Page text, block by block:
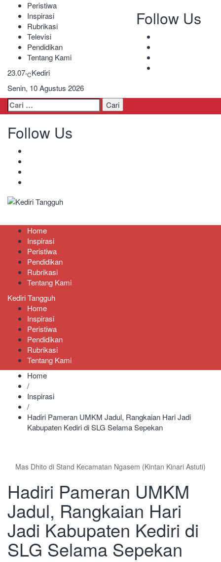
Peristiwa
Inspirasi
Rubrikasi
Televisi
Pendidikan
Tentang Kami
23.07℃Kediri
Senin, 10 Agustus 2026
Follow Us
Cari
untuk:
Follow Us
Home
Inspirasi
Peristiwa
Pendidikan
Rubrikasi
Tentang Kami
Kediri Tangguh
Home
Inspirasi
Peristiwa
Pendidikan
Rubrikasi
Tentang Kami
Home
/
Inspirasi
/
Hadiri Pameran UMKM Jadul, Rangkaian Hari Jadi
Kabupaten Kediri di SLG Selama Sepekan
Mas Dhito di Stand Kecamatan Ngasem (Kintan Kinari Astuti)
Hadiri Pameran UMKM
Jadul, Rangkaian Hari
Jadi Kabupaten Kediri di
SLG Selama Sepekan